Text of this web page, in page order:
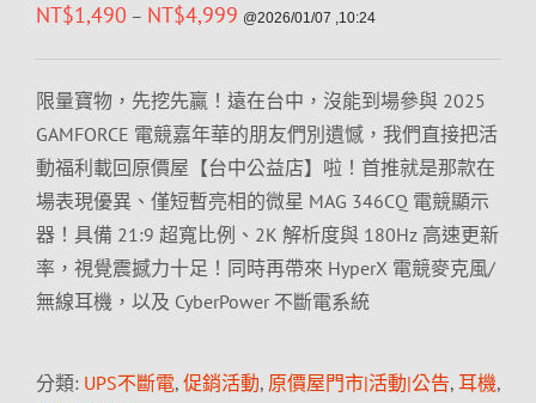
NT$1,490 – NT$4,999 @2026/01/07 ,10:24
限量寶物，先挖先贏！遠在台中，沒能到場參與 2025
GAMFORCE 電競嘉年華的朋友們別遺憾，我們直接把活
動福利載回原價屋【台中公益店】啦！首推就是那款在
場表現優異、僅短暫亮相的微星 MAG 346CQ 電競顯示
器！具備 21:9 超寬比例、2K 解析度與 180Hz 高速更新
率，視覺震撼力十足！同時再帶來 HyperX 電競麥克風/
無線耳機，以及 CyberPower 不斷電系統
分類: UPS不斷電, 促銷活動, 原價屋門市|活動|公告, 耳機,